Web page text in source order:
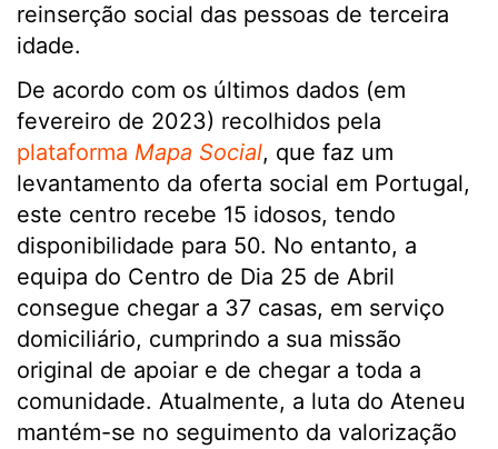
reinserção social das pessoas de terceira
idade.
De acordo com os últimos dados (em
fevereiro de 2023) recolhidos pela
plataforma Mapa Social, que faz um
levantamento da oferta social em Portugal,
este centro recebe 15 idosos, tendo
disponibilidade para 50. No entanto, a
equipa do Centro de Dia 25 de Abril
consegue chegar a 37 casas, em serviço
domiciliário, cumprindo a sua missão
original de apoiar e de chegar a toda a
comunidade. Atualmente, a luta do Ateneu
mantém-se no seguimento da valorização